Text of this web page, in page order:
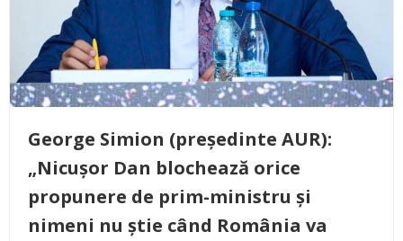
George Simion (președinte AUR):
„Nicușor Dan blochează orice
propunere de prim-ministru și
nimeni nu știe când România va